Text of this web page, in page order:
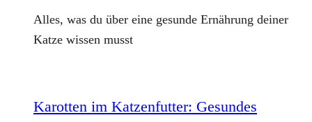
Alles, was du über eine gesunde Ernährung deiner
Katze wissen musst
Karotten im Katzenfutter: Gesundes